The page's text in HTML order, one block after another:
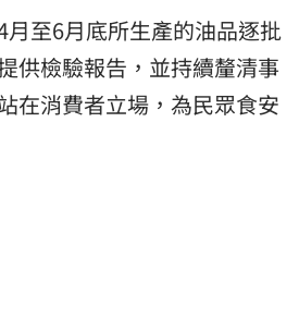
至6月底所生產的油品逐批
供檢驗報告，並持續釐清事
在消費者立場，為民眾食安